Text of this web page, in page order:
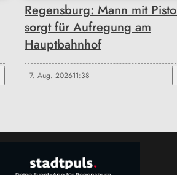
Regensburg: Mann mit
sorgt für Aufregung am
Hauptbahnhof
7. Aug. 202611:38